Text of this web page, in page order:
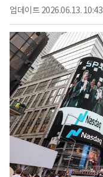
업데이트 2026.06.13. 10:43